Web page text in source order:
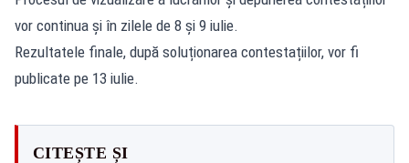
vor continua și în zilele de 8 și 9 iulie.
Rezultatele finale, după soluționarea contestațiilor, vor fi
publicate pe 13 iulie.
CITEȘTE ȘI